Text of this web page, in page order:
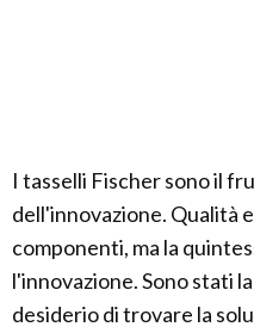
I tasselli Fischer sono il
dell'innovazione. Qualità
componenti, ma la
l'innovazione. Sono stati
desiderio di trovare la